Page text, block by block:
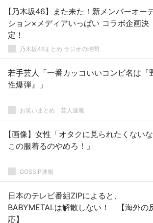
【乃木坂46】また来た！新メンバーオー
ション×メディアいっぱい コラボ企画決
定！
乃木坂46まとめ ラジオの時間
若手芸人「一番カッコいいコンビ名は『
性爆弾』」
お笑いまとめ 芸人速報
【画像】女性「オタクに見られたくない
この服着るのやめろ！」
GOSSIP速報
日本のテレビ番組ZIPによると、
BABYMETALは解散しない！ 【海外の
応】